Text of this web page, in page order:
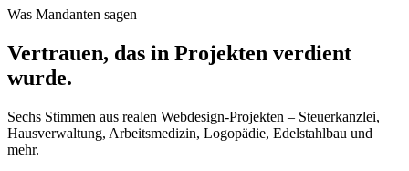
Was Mandanten sagen
Vertrauen, das in Projekten verdient
wurde.
Sechs Stimmen aus realen Webdesign-Projekten – Steuerkanzlei,
Hausverwaltung, Arbeitsmedizin, Logopädie, Edelstahlbau und
mehr.